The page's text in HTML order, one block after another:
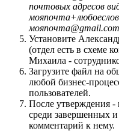
почтовых адресов
Установите
(отдел есть в схеме
Михаила -
Загрузите файл на
любой бизнес-
пользователей.
После утверждения -
среди завершенных
комментарий к нему.